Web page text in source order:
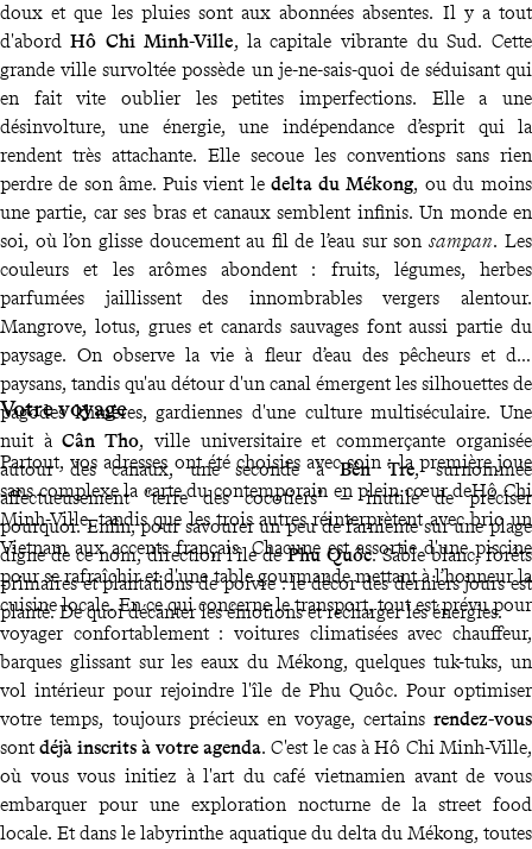
doux et que les pluies sont aux abonnées absentes. Il y a tout
d'abord Hô Chi Minh-Ville, la capitale vibrante du Sud. Cette
grande ville survoltée possède un je-ne-sais-quoi de séduisant qui
en fait vite oublier les petites imperfections. Elle a une
désinvolture, une énergie, une indépendance d’esprit qui la
rendent très attachante. Elle secoue les conventions sans rien
perdre de son âme. Puis vient le delta du Mékong, ou du moins
une partie, car ses bras et canaux semblent infinis. Un monde en
soi, où l’on glisse doucement au fil de l’eau sur son sampan. Les
couleurs et les arômes abondent : fruits, légumes, herbes
parfumées jaillissent des innombrables vergers alentour.
Mangrove, lotus, grues et canards sauvages font aussi partie du
paysage. On observe la vie à fleur d’eau des pêcheurs et des
paysans, tandis qu'au détour d'un canal émergent les silhouettes de
pagodes khmères, gardiennes d'une culture multiséculaire. Une
nuit à Cân Tho, ville universitaire et commerçante organisée
autour des canaux, une seconde àBên Tre, surnommée
affectueusement "terre des cocotiers" – inutile de préciser
pourquoi. Enfin, pour savourer un peu de farniente sur une plage
digne de ce nom, direction l'île dePhu Quôc. Sable blanc, forêts
primaires et plantations de poivre : le décor des derniers jours est
planté. De quoi décanter les émotions et recharger les énergies.
Votre voyage
Partout, vos adresses ont été choisies avec soin : la première joue
sans complexe la carte du contemporain en plein cœur deHô Chi
Minh-Ville, tandis que les trois autres réinterprètent avec brio un
Vietnam aux accents français. Chacune est assortie d'une piscine
pour se rafraîchir et d'une table gourmande mettant à l’honneur la
cuisine locale. En ce qui concerne le transport, tout est prévu pour
voyager confortablement : voitures climatisées avec chauffeur,
barques glissant sur les eaux du Mékong, quelques tuk-tuks, un
vol intérieur pour rejoindre l'île de Phu Quôc. Pour optimiser
votre temps, toujours précieux en voyage, certains rendez-vous
sontdéjà inscrits à votre agenda. C'est le cas à Hô Chi Minh-Ville,
où vous vous initiez à l'art du café vietnamien avant de vous
embarquer pour une exploration nocturne de la street food
locale. Et dans le labyrinthe aquatique du delta du Mékong, toutes